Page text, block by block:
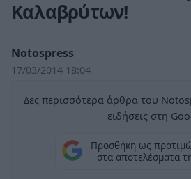
Καλαβρύτων!
Notospress
17/03/2014 18:04
Δες περισσότερα άρθρα του
ειδήσεις στη
Προσθήκη ως
στα αποτελέσματα